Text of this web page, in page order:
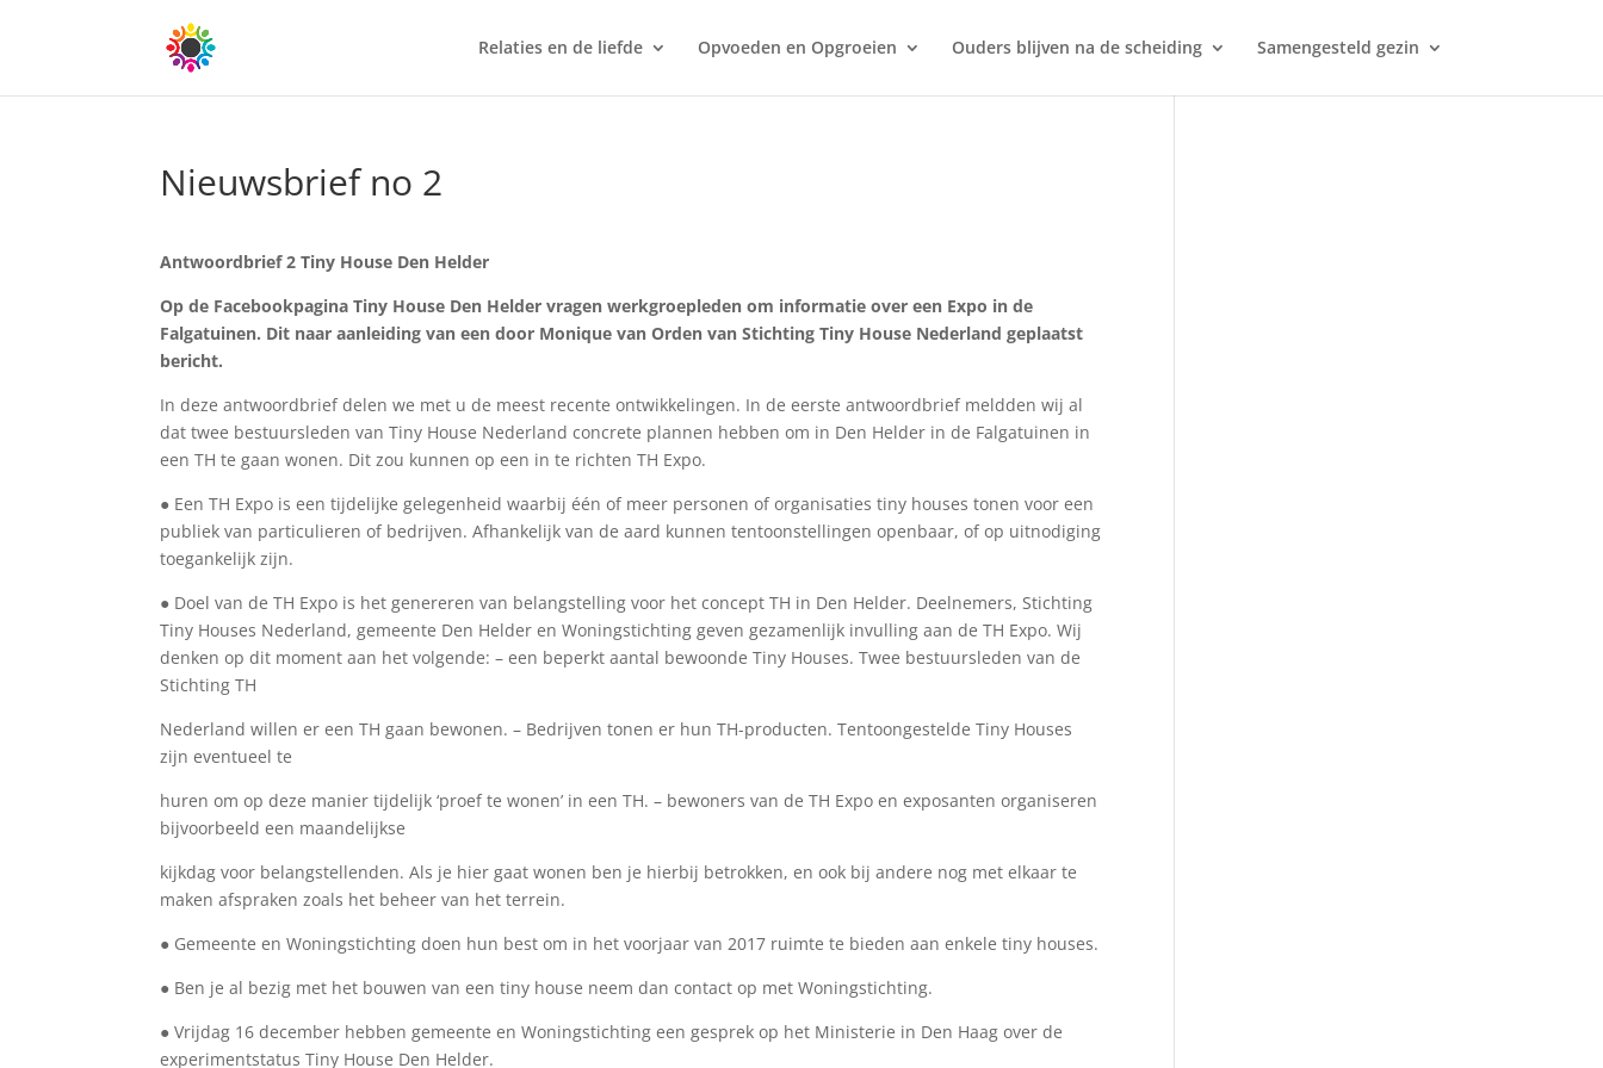
Relaties en de liefde Opvoeden en Opgroeien Ouders blijven na de scheiding Samengesteld gezin
Nieuwsbrief no 2
Antwoordbrief 2 Tiny House Den Helder
Op de Facebookpagina Tiny House Den Helder vragen werkgroepleden om informatie over een Expo in de
Falgatuinen. Dit naar aanleiding van een door Monique van Orden van Stichting Tiny House Nederland geplaatst
bericht.
In deze antwoordbrief delen we met u de meest recente ontwikkelingen. In de eerste antwoordbrief meldden wij al
dat twee bestuursleden van Tiny House Nederland concrete plannen hebben om in Den Helder in de Falgatuinen in
een TH te gaan wonen. Dit zou kunnen op een in te richten TH Expo.
● Een TH Expo is een tijdelijke gelegenheid waarbij één of meer personen of organisaties tiny houses tonen voor een
publiek van particulieren of bedrijven. Afhankelijk van de aard kunnen tentoonstellingen openbaar, of op uitnodiging
toegankelijk zijn.
● Doel van de TH Expo is het genereren van belangstelling voor het concept TH in Den Helder. Deelnemers, Stichting
Tiny Houses Nederland, gemeente Den Helder en Woningstichting geven gezamenlijk invulling aan de TH Expo. Wij
denken op dit moment aan het volgende: – een beperkt aantal bewoonde Tiny Houses. Twee bestuursleden van de
Stichting TH
Nederland willen er een TH gaan bewonen. – Bedrijven tonen er hun TH-producten. Tentoongestelde Tiny Houses
zijn eventueel te
huren om op deze manier tijdelijk ‘proef te wonen’ in een TH. – bewoners van de TH Expo en exposanten organiseren
bijvoorbeeld een maandelijkse
kijkdag voor belangstellenden. Als je hier gaat wonen ben je hierbij betrokken, en ook bij andere nog met elkaar te
maken afspraken zoals het beheer van het terrein.
● Gemeente en Woningstichting doen hun best om in het voorjaar van 2017 ruimte te bieden aan enkele tiny houses.
● Ben je al bezig met het bouwen van een tiny house neem dan contact op met Woningstichting.
● Vrijdag 16 december hebben gemeente en Woningstichting een gesprek op het Ministerie in Den Haag over de
experimentstatus Tiny House Den Helder.